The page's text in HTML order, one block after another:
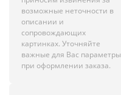
возможные неточности в
описании и
сопровождающих
картинках. Уточняйте
важные для Вас параметры
при оформлении заказа.